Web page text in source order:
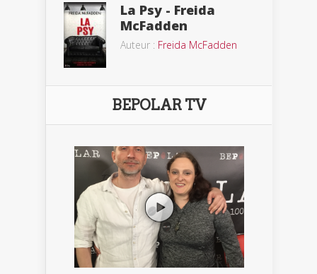
La Psy - Freida
McFadden
Auteur : Freida McFadden
BEPOLAR TV